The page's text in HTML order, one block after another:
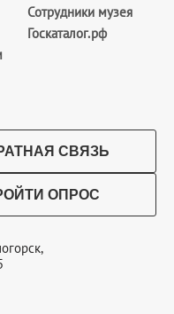
Сотрудники музея
Госкаталог.рф
СВЯЗЬ
ОПРОС